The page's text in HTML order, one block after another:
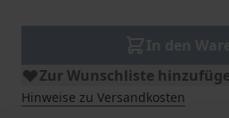
Zur Wunschliste
Hinweise zu Versandkosten